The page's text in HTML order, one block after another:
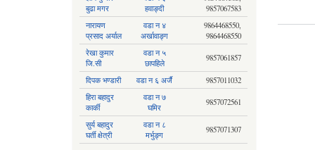
बुढा मगर
हवाङ्दी
9857067583
नारायण
प्रसाद अर्याल
वडा न‍ ४
अर्खावाङ्ग
9864468550,
9864468550
रेखा कुमार
जि.सी
वडा न ५
छापहिले
9857061857
दिपक भण्डारी वडा न ६ अर्जै
9857011032
हिरा बहादुर
कार्की
वडा न ७
घमिर
9857072561
सुर्य बहादुर
घर्ती क्षेत्री
वडा न ८
मर्भुङ्ग
9857071307